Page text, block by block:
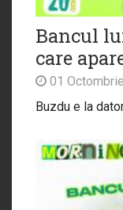
Bancul
care
01
Buzdu e la